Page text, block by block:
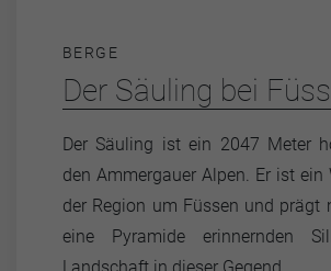
BERGE
Der Säuling bei
Der Säuling ist ein 2047 Meter
den Ammergauer Alpen. Er ist ein
der Region um Füssen und prägt
eine Pyramide erinnernden